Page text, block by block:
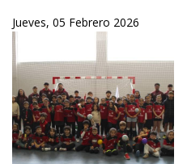
Jueves, 05 Febrero 2026